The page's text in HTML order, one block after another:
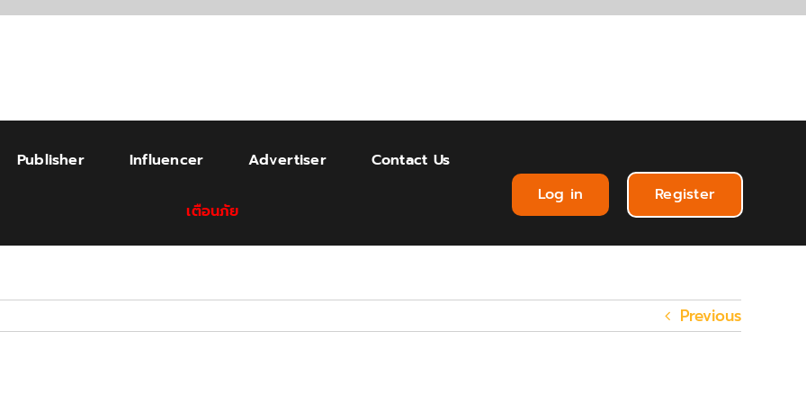
Publisher Influencer Advertiser Contact Us
เตือนภัย
Log in Register
Previous